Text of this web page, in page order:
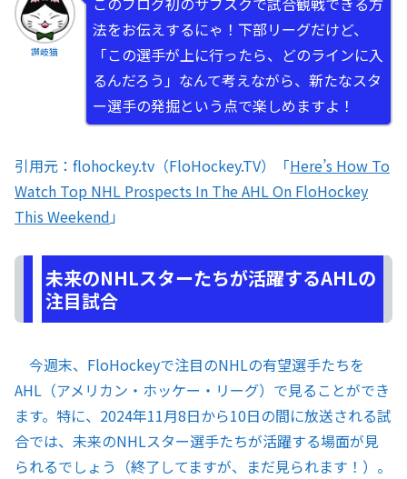
讃岐猫
法をお伝えするにゃ！下部リーグだけど、
「この選手が上に行ったら、どのラインに入
るんだろう」なんて考えながら、新たなスタ
ー選手の発掘という点で楽しめますよ！
引用元：flohockey.tv（FloHockey.TV）「Here’s How To
Watch Top NHL Prospects In The AHL On FloHockey
This Weekend」
未来のNHLスターたちが活躍するAHLの
注目試合
今週末、FloHockeyで注目のNHLの有望選手たちを
AHL（アメリカン・ホッケー・リーグ）で見ることができ
ます。特に、2024年11月8日から10日の間に放送される試
合では、未来のNHLスター選手たちが活躍する場面が見
られるでしょう（終了してますが、まだ見られます！）。